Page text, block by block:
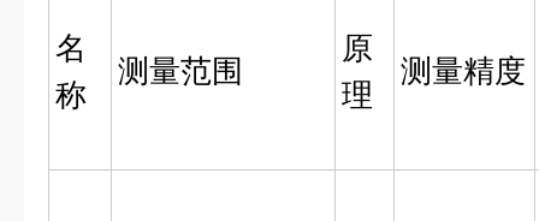
名
称
测量范围
原
理
测量精度